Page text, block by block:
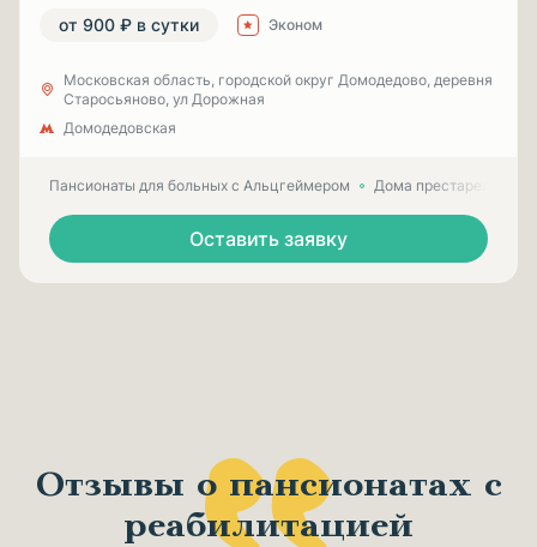
от 900 ₽ в сутки Эконом
Московская область, городской округ Домодедово, деревня
Старосьяново, ул Дорожная
Домодедовская
Пансионаты для больных с Альцгеймером Дома престарелых
Оставить заявку
Отзывы о пансионатах с
реабилитацией